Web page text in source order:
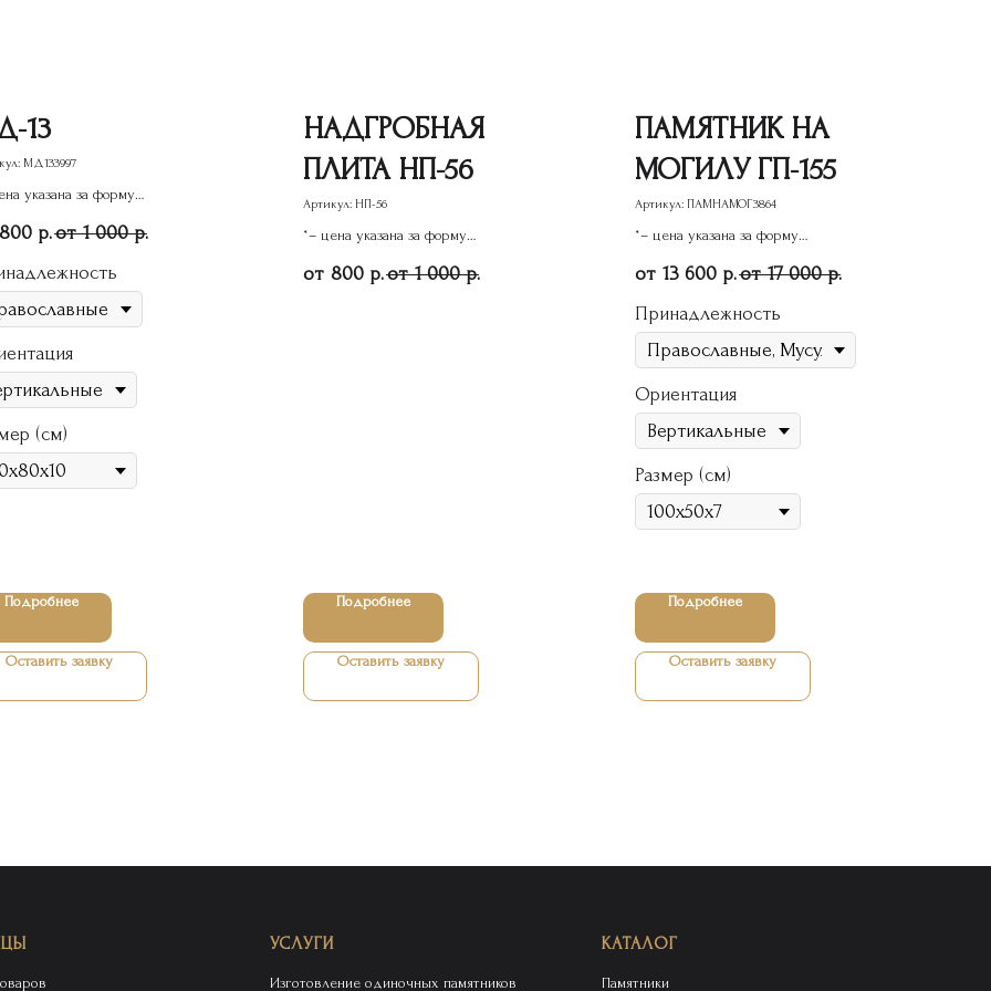
13
МД133997
указана за форму
800 р. 1 000 р.
(см)
Подробнее
Оставить заявку
НАДГРОБНАЯ
ПЛИТА НП-56
Артикул: НП-56
*– цена указана за форму
800 р. 1 000 р.
Подробнее
Оставить заявку
ПАМЯТНИК НА
МОГИЛУ ГП-155
Артикул: ПАМНАМОГ3864
*– цена указана за форму
13 600 р. 17 000 р.
Принадлежность
Ориентация
Размер (см)
Подробнее
Оставить заявку
УСЛУГИ
Изготовление одиночных памятников
КАТАЛОГ
Памятники